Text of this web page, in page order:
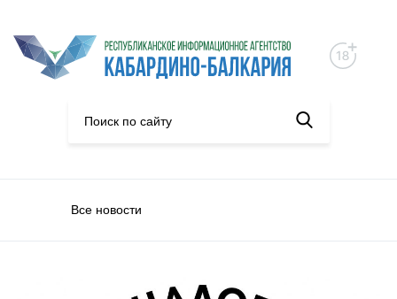
Все новости